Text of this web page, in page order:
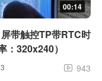
00:14
带触控TP带RTC时
：320x240）
 943